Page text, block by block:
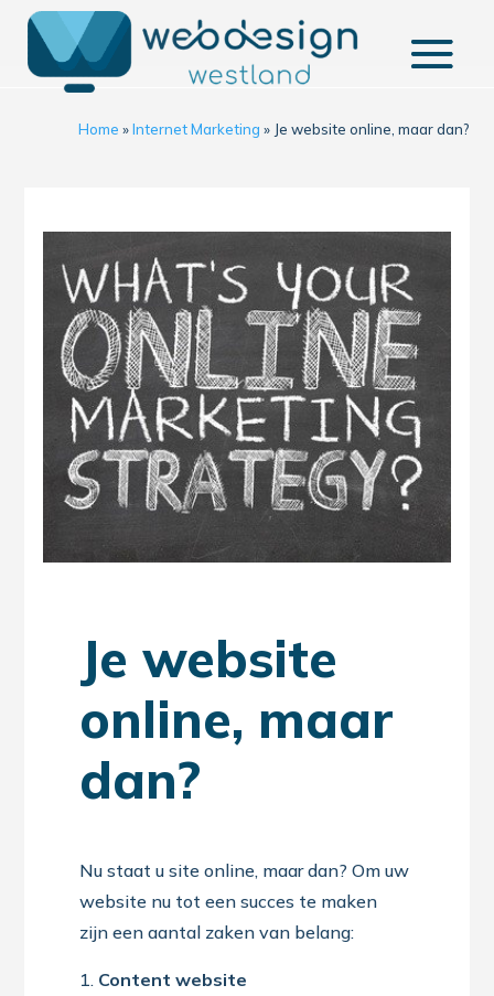
Home »Internet Marketing » Je website online, maar dan?
Je website
online, maar
dan?
Nu staat u site online, maar dan? Om uw
website nu tot een succes te maken
zijn een aantal zaken van belang:
Content website